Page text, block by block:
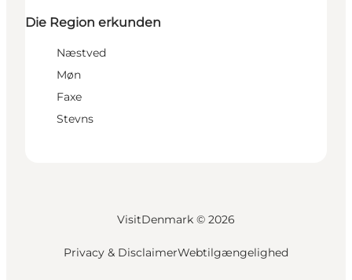
Die Region erkunden
Næstved
Møn
Faxe
Stevns
VisitDenmark © 2026
Privacy & DisclaimerWebtilgængelighed